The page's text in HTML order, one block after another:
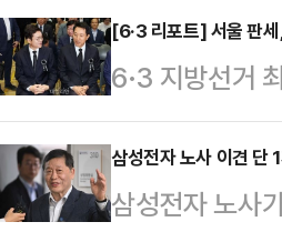
[6·3 리포트] 서울 판
6·3 지방선거
나온다. '대세
당초 관측이 흔
과거 논란이 잡
삼성전자 노사 이견 단
삼성전자 노사